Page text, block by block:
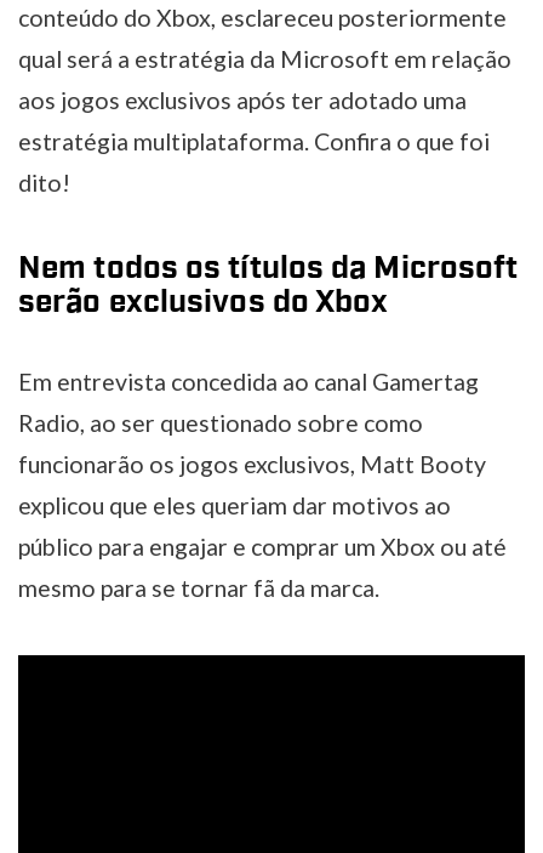
conteúdo do Xbox, esclareceu posteriormente
qual será a estratégia da Microsoft em relação
aos jogos exclusivos após ter adotado uma
estratégia multiplataforma. Confira o que foi
dito!
Nem todos os títulos da Microsoft
serão exclusivos do Xbox
Em entrevista concedida ao canal Gamertag
Radio, ao ser questionado sobre como
funcionarão os jogos exclusivos, Matt Booty
explicou que eles queriam dar motivos ao
público para engajar e comprar um Xbox ou até
mesmo para se tornar fã da marca.